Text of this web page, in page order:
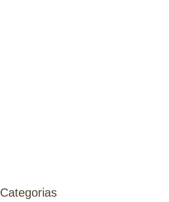
Categorias